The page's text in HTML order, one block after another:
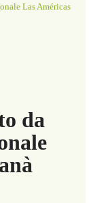
Las Américas
da